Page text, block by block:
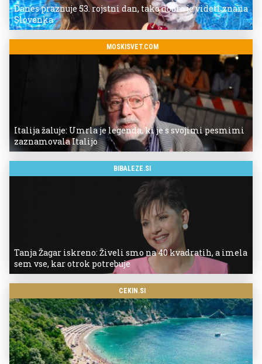
Danes praznuje 53. rojstni dan, tako dobro je videti znana
Slovenka
MOSKISVET.COM
Italija žaluje: Umrla je legenda, ki je s svojimi pesmimi
zaznamovala Italijo
BIBALEZE.SI
Tanja Žagar iskreno: Živeli smo na 40 kvadratih, a imela
sem vse, kar otrok potrebuje
CEKIN.SI